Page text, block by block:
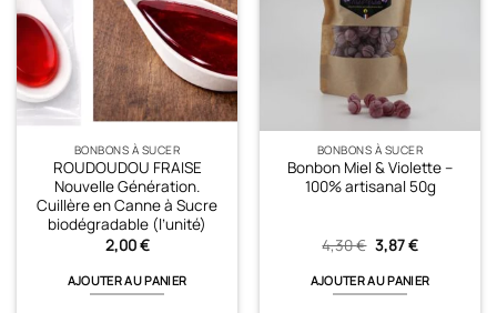
BONBONS À SUCER
ROUDOUDOU FRAISE
Nouvelle Génération.
Cuillère en Canne à Sucre
biodégradable (l’unité)
2,00€
AJOUTER AU PANIER
BONBONS À SUCER
Bonbon Miel & Violette –
100% artisanal 50g
4,30€ Le
prix
initial
était :
4,30 €.
3,87€Le
actuel
est :
AJOUTER AU PANIER